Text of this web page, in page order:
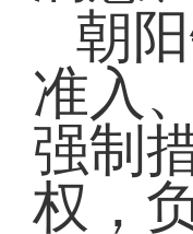
朝
准入
强制
权，